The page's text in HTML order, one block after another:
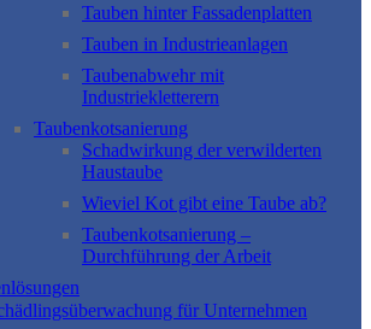
Tauben hinter Fassadenplatten
Tauben in Industrieanlagen
Taubenabwehr mit
Industriekletterern
Taubenkotsanierung
Schadwirkung der verwilderten
Haustaube
Wieviel Kot gibt eine Taube ab?
Taubenkotsanierung –
Durchführung der Arbeit
für Unternehmen